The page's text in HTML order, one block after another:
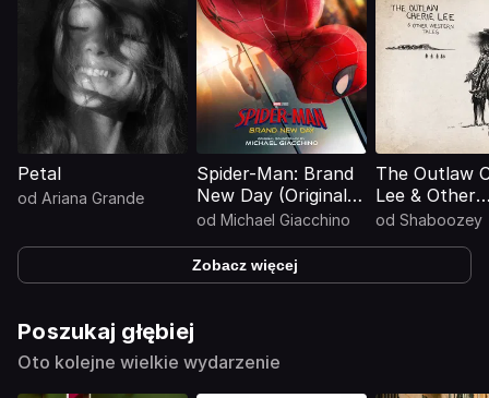
Petal
od Ariana Grande
Spider-Man: Brand
New Day (Original
Motion Picture
od Michael Giacchino
The Outlaw
Lee & Other
Western
od Shaboozey
Zobacz więcej
Poszukaj głębiej
Oto kolejne wielkie wydarzenie